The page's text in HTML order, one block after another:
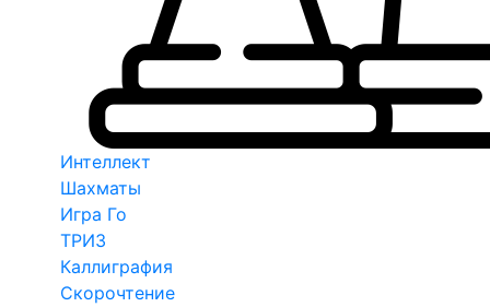
Интеллект
Шахматы
Игра Го
ТРИЗ
Каллиграфия
Скорочтение